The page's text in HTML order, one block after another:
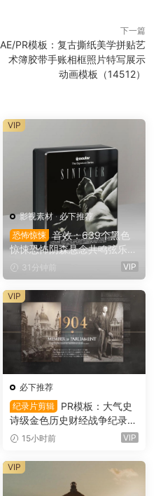
下一篇
AE/PR模板：复古撕纸美学拼贴艺
术簿胶带手账相框照片特写展示
动画模板（14512）
影视素材 · 必下推荐
恐怖惊悚 音效：639个黑色
惊悚恐怖阴森悬念共鸣弦乐电
影广告游戏音效素材 Ocular
Sounds – Sinister – Horror S
FX
31分钟前 VIP
VIP
必下推荐
纪录片剪辑
PR模板：大气史
诗级金色历史财经战争纪录片
时间线开场片头（16146）
15小时前 VIP
VIP
VIP